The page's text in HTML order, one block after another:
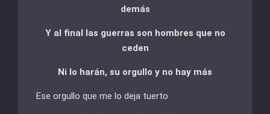
demás
Y al final las guerras son hombres que no
ceden
Ni lo harán, su orgullo y no hay más
Ese orgullo que me lo deja tuerto